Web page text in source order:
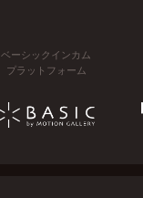
ベーシックインカム
プラットフォーム